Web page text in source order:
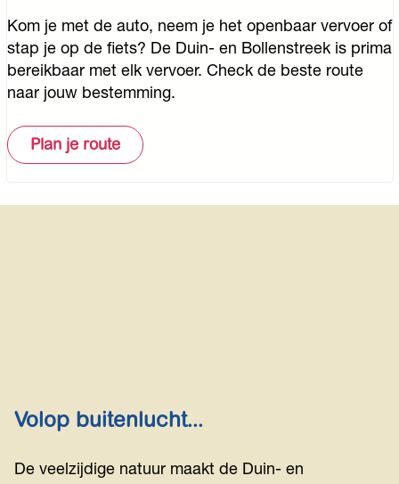
V
i
n
d
e
b
s
Kom je met de auto, neem je het openbaar vervoer of
stap je op de fiets? De Duin- en Bollenstreek is prima
bereikbaar met elk vervoer. Check de beste route
naar jouw bestemming.
Plan je route
Volop buitenlucht...
De veelzijdige natuur maakt de Duin- en